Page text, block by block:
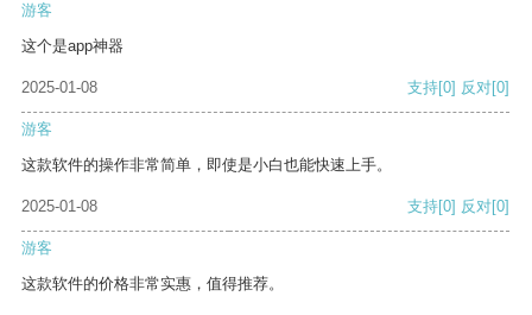
游客
这个是app神器
2025-01-08 支持[0] 反对[0]
游客
这款软件的操作非常简单，即使是小白也能快速上手。
2025-01-08 支持[0] 反对[0]
游客
这款软件的价格非常实惠，值得推荐。